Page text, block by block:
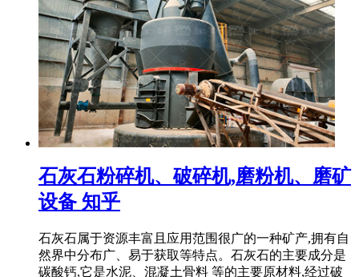
石灰石粉碎机、破碎机,磨粉机、磨矿
设备 知乎
石灰石属于资源丰富且应用范围很广的一种矿产,拥有自
然界中分布广、易于获取等特点。石灰石的主要成分是
碳酸钙,它是水泥、混凝土骨料 等的主要原材料,经过破